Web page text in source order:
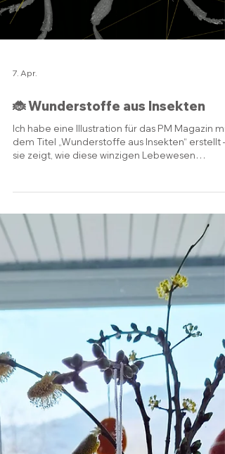
Load video
7. Apr.
🐞 Wunderstoffe aus Insekten
Ich habe eine Illustration für das PM Magazin mit
Herstellung von Medikamenten, Baumaterialien
und Lebensmitteln beitragen. Außerdem habe
ich ein kurzes Video zusammengestellt, das den
kreativen Entstehungsprozess zeigt: beginnend
in 3ds Max, über die vollständig gerenderte
Illustration bis hin zum finalen, ausgearbeiteten